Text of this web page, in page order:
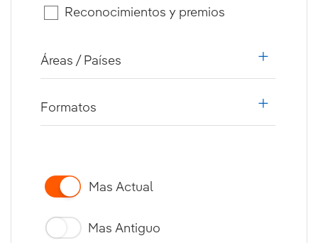
Reconocimientos y premios
Áreas / Países
Formatos
Mas Actual
Mas Antiguo